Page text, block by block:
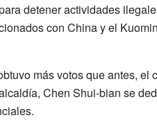
detener actividades
con China y el
más votos que antes, el
Chen Shui-bian se